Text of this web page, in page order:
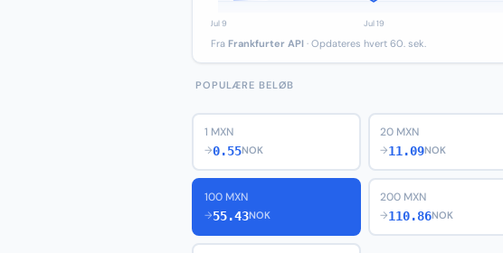
Fra Frankfurter API · Opdateres hvert 60. sek.
POPULÆRE BELØB
1 MXN
→0.55NOK
20 MXN
→11.09NOK
100 MXN
→55.43NOK
200 MXN
→110.86NOK